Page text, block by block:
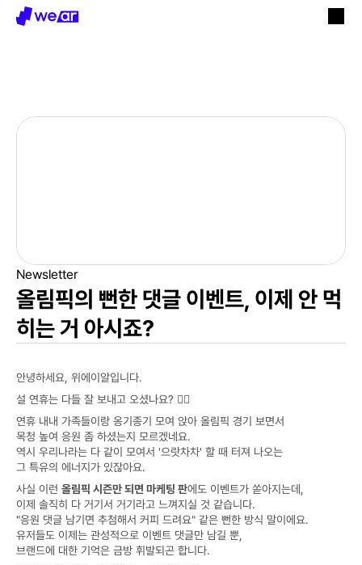
Newsletter
올림픽의 뻔한 댓글 이벤트, 이제 안 먹
히는 거 아시죠?
안녕하세요, 위에이알입니다.
설 연휴는 다들 잘 보내고 오셨나요? 🙇‍♂️
연휴 내내 가족들이랑 옹기종기 모여 앉아 올림픽 경기 보면서
목청 높여 응원 좀 하셨는지 모르겠네요.
역시 우리나라는 다 같이 모여서 '으랏차차' 할 때 터져 나오는
그 특유의 에너지가 있잖아요.
사실 이런 올림픽 시즌만 되면 마케팅 판에도 이벤트가 쏟아지는데,
이제 솔직히 다 거기서 거기라고 느껴지실 것 같습니다.
"응원 댓글 남기면 추첨해서 커피 드려요" 같은 뻔한 방식 말이에요.
유저들도 이제는 관성적으로 이벤트 댓글만 남길 뿐,
브랜드에 대한 기억은 금방 휘발되곤 합니다.